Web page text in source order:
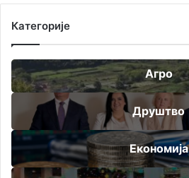
Категорије
Агро
Друштво
Економија